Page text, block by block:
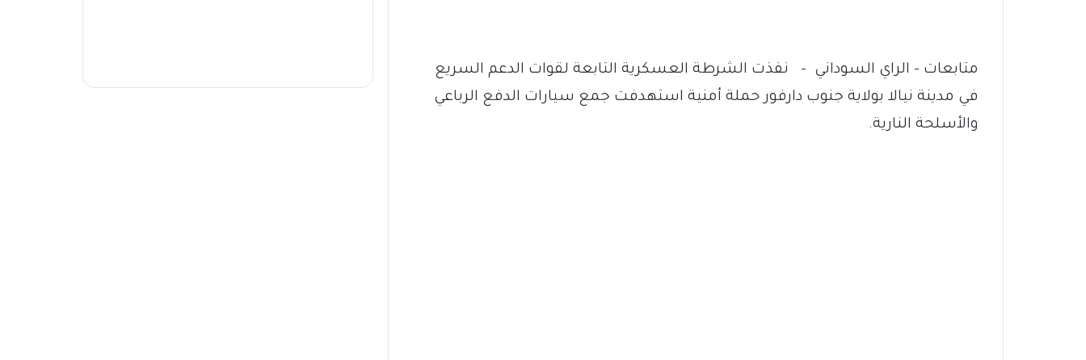
متابعات – الراي السوداني – نفذت الشرطة العسكرية التابعة لقوات الدعم السريع
في مدينة نيالا بولاية جنوب دارفور حملة أمنية استهدفت جمع سيارات الدفع الرباعي
والأسلحة النارية.